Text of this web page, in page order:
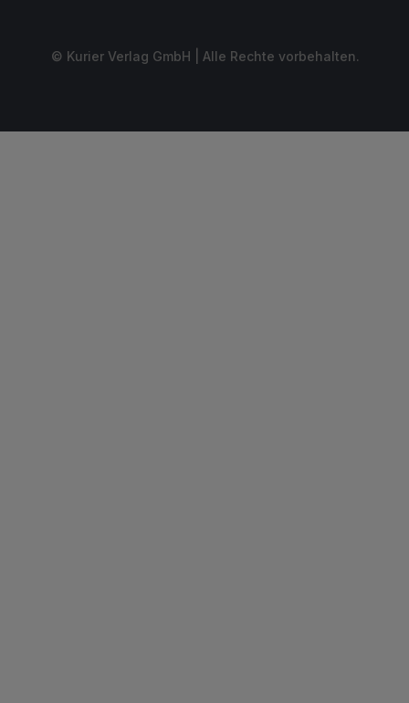
© Kurier Verlag GmbH | Alle Rechte vorbehalten.